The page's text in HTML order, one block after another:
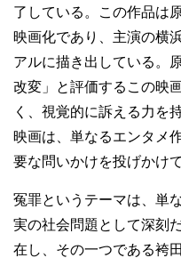
了している。この作品は
映画化であり、主演の横
アルに描き出している。
改変」と評価するこの映
く、視覚的に訴える力を
映画は、単なるエンタメ
要な問いかけを投げかけて
冤罪というテーマは、単
実の社会問題として深刻
在し、その一つである袴